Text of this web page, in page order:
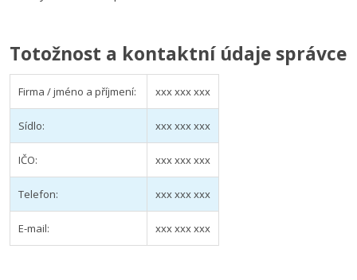
Totožnost a kontaktní údaje správce
Firma / jméno a příjmení: xxx xxx xxx
Sídlo: xxx xxx xxx
IČO: xxx xxx xxx
Telefon: xxx xxx xxx
E-mail: xxx xxx xxx